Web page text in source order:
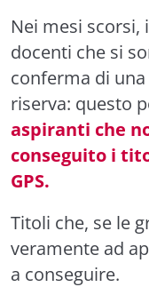
Nei mesi
docenti che si
conferma di
riserva: questo
aspiranti che
conseguito i
GPS.
Titoli che, se le
veramente ad
a conseguire.